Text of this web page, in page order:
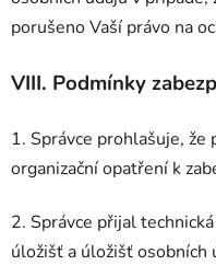
porušeno Vaší právo na
VIII. Podmínky
1. Správce prohlašuje,
organizační opatření k
2. Správce přijal
úložišť a úložišť osobních